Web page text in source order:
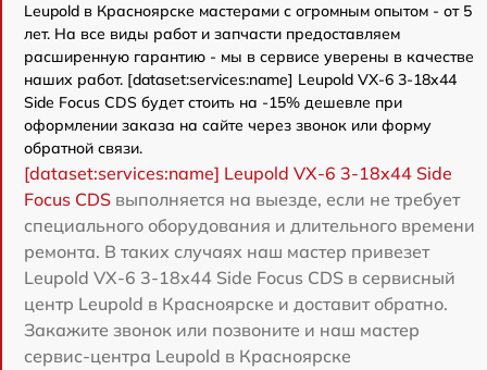
Leupold в Красноярске мастерами с огромным опытом - от 5
лет. На все виды работ и запчасти предоставляем
расширенную гарантию - мы в сервисе уверены в качестве
наших работ. [dataset:services:name] Leupold VX-6 3-18x44
Side Focus CDS будет стоить на -15% дешевле при
оформлении заказа на сайте через звонок или форму
обратной связи.
[dataset:services:name] Leupold VX-6 3-18x44 Side
Focus CDS выполняется на выезде, если не требует
специального оборудования и длительного времени
ремонта. В таких случаях наш мастер привезет
Leupold VX-6 3-18x44 Side Focus CDS в сервисный
центр Leupold в Красноярске и доставит обратно.
Закажите звонок или позвоните и наш мастер
сервис-центра Leupold в Красноярске